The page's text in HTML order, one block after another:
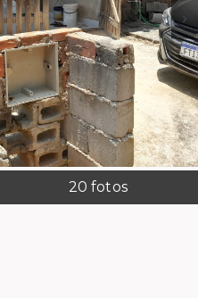
20 fotos